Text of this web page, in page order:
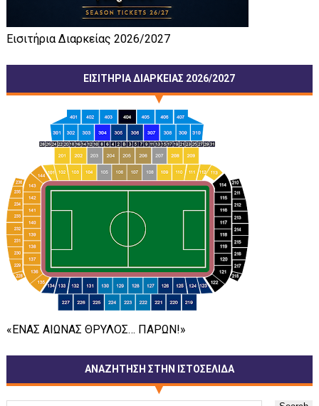
Εισιτήρια Διαρκείας 2026/2027
ΕΙΣΙΤΗΡΙΑ ΔΙΑΡΚΕΙΑΣ 2026/2027
«ΕΝΑΣ ΑΙΩΝΑΣ ΘΡΥΛΟΣ… ΠΑΡΩΝ!»
ΑΝΑΖΗΤΗΣΗ ΣΤΗΝ ΙΣΤΟΣΕΛΙΔΑ